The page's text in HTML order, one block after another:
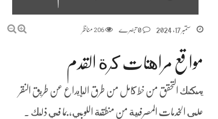
ستمبر 17, 2024 206 مناظر
مواقع مراهنات كرة القدم
يمكنك التحقق من خط كامل من طرق الإيداع عن طريق النقر
على الخدمات المصرفية من منطقة اللوبي، بما في ذلك .